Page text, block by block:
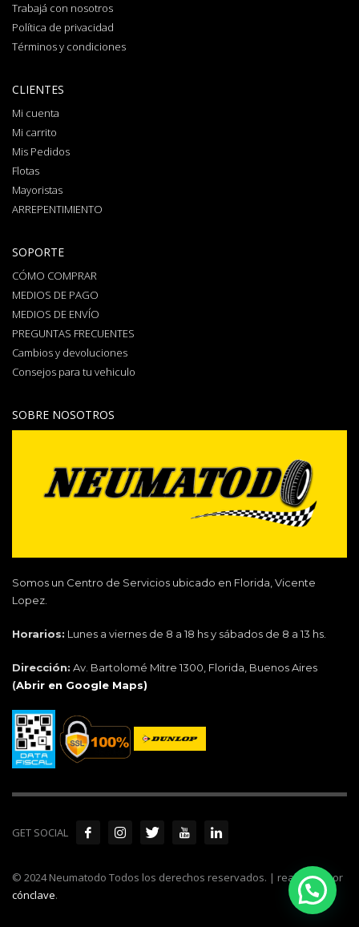
Trabajá con nosotros
Política de privacidad
Términos y condiciones
CLIENTES
Mi cuenta
Mi carrito
Mis Pedidos
Flotas
Mayoristas
ARREPENTIMIENTO
SOPORTE
CÓMO COMPRAR
MEDIOS DE PAGO
MEDIOS DE ENVÍO
PREGUNTAS FRECUENTES
Cambios y devoluciones
Consejos para tu vehiculo
SOBRE NOSOTROS
Somos un Centro de Servicios ubicado en Florida, Vicente
Lopez.
Horarios: Lunes a viernes de 8 a 18 hs y sábados de 8 a 13 hs.
Dirección: Av. Bartolomé Mitre 1300, Florida, Buenos Aires
(Abrir en Google Maps)
GET SOCIAL
© 2024 Neumatodo Todos los derechos reservados. | realizado por
cónclave.